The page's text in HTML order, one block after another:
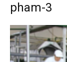
pham-3